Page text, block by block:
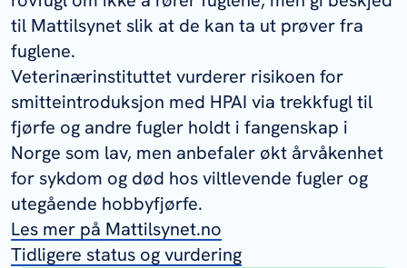
til Mattilsynet slik at de kan ta ut prøver fra
fuglene.
Veterinærinstituttet vurderer risikoen for
smitteintroduksjon med HPAI via trekkfugl til
fjørfe og andre fugler holdt i fangenskap i
Norge som lav, men anbefaler økt årvåkenhet
for sykdom og død hos viltlevende fugler og
utegående hobbyfjørfe.
Les mer på Mattilsynet.no
Tidligere status og vurdering